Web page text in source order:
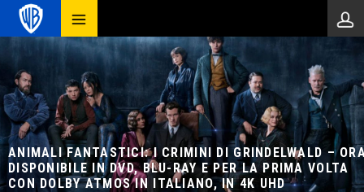
ANIMALI FANTASTICI: I CRIMINI DI GRINDELWALD –
DISPONIBILE IN DVD, BLU-RAY E PER LA PRIMA VOLTA
CON DOLBY ATMOS IN ITALIANO, IN 4K UHD